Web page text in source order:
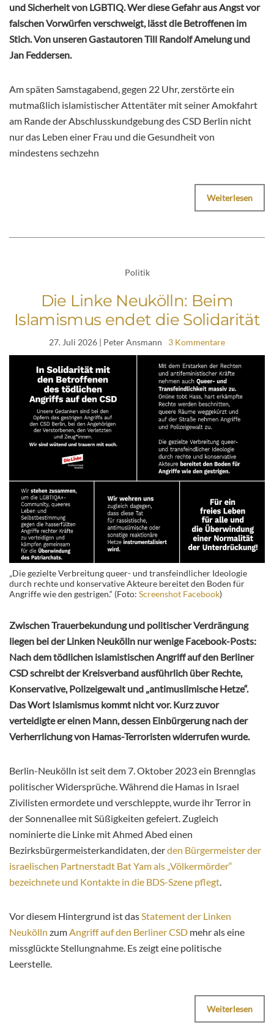
und Sicherheit von LGBTIQ. Wer diese Gefahr aus Angst vor
falschen Vorwürfen verschweigt, lässt die Betroffenen im
Stich. Von unseren Gastautoren Till Randolf Amelung und
Jan Feddersen.
Am späten Samstagabend, gegen 22 Uhr, zerstörte ein
mutmaßlich islamistischer Attentäter mit seiner Amokfahrt
am Rande der Abschlusskundgebung des CSD Berlin nicht
nur das Leben einer Frau und die Gesundheit von
mindestens sechzehn
Weiterlesen
Politik
Die Linke Neukölln: Beim
Islamismus endet die Solidarität
27. Juli 2026 | Peter Ansmann 3 Kommentare
„Die gezielte Verbreitung queer- und transfeindlicher Ideologie
durch rechte und konservative Akteure bereitet den Boden für
Angriffe wie den gestrigen.“ (Foto: Screenshot Facebook)
Zwischen Trauerbekundung und politischer Verdrängung
liegen bei der Linken Neukölln nur wenige Facebook-Posts:
Nach dem tödlichen islamistischen Angriff auf den Berliner
CSD schreibt der Kreisverband ausführlich über Rechte,
Konservative, Polizeigewalt und „antimuslimische Hetze“.
Das Wort Islamismus kommt nicht vor. Kurz zuvor
verteidigte er einen Mann, dessen Einbürgerung nach der
Verherrlichung von Hamas-Terroristen widerrufen wurde.
Berlin-Neukölln ist seit dem 7. Oktober 2023 ein Brennglas
politischer Widersprüche. Während die Hamas in Israel
Zivilisten ermordete und verschleppte, wurde ihr Terror in
der Sonnenallee mit Süßigkeiten gefeiert. Zugleich
nominierte die Linke mit Ahmed Abed einen
Bezirksbürgermeisterkandidaten, derden Bürgermeister der
israelischen Partnerstadt Bat Yam als „Völkermörder“
bezeichnete und Kontakte in die BDS-Szene pflegt.
Vor diesem Hintergrund ist dasStatement der Linken
Neukölln zumAngriff auf den Berliner CSD mehr als eine
missglückte Stellungnahme. Es zeigt eine politische
Leerstelle.
Weiterlesen